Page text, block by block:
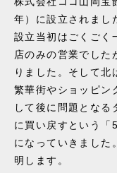
年）に設立されまし
設立当初はごくごく
店のみの営業でした
りました。そして北
繁華街やショッピン
して後に問題となる
に買い戻すという「
になっていきました
明します。